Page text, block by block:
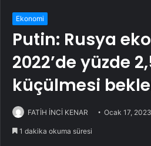
Ekonomi
Putin: Rusya
2022’de yüzde
küçülmesi
FATİH İNCİ KENAR Ocak 17, 2023
1 dakika okuma süresi